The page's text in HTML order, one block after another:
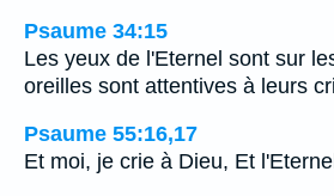
Psaume 34:15
Les yeux de l'Eternel sont sur
oreilles sont attentives à leurs
Psaume 55:16,17
Et moi, je crie à Dieu, Et